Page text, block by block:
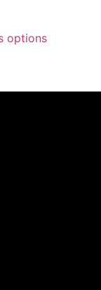
options